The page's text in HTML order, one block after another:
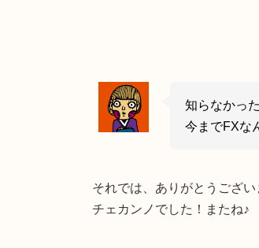
知らなかっ
今までFXな
それでは、ありがとうござい
チェカンノでした！またね♪